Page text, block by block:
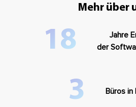
Mehr über
18
Jahre
der
3 Büros in